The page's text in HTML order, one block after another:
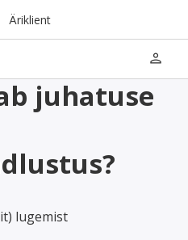
Äriklient
person
juhatuse
lugemist